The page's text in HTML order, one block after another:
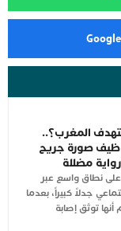
المغرب؟..
صورة جريح
مضللة
على نطاق واسع عبر
جدلاً كبيراً، بعدما
توثق إصابة